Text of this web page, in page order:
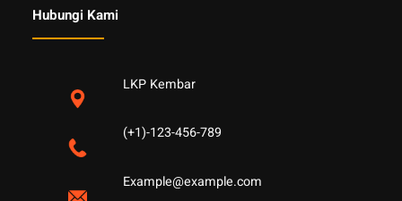
Hubungi Kami
LKP Kembar
(+1)-123-456-789
Example@example.com